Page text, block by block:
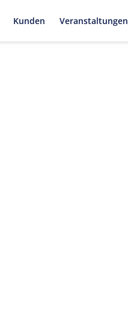
Kunden Veranstaltungen